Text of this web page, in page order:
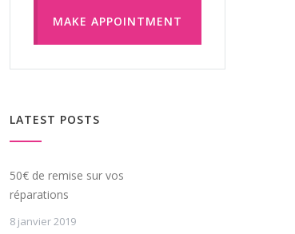
MAKE APPOINTMENT
LATEST POSTS
50€ de remise sur vos
réparations
8 janvier 2019